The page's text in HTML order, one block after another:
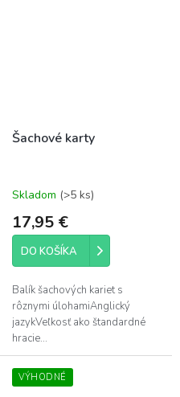
Šachové karty
Skladom (>5 ks)
17,95 €
DO KOŠÍKA
Balík šachových kariet s
rôznymi úlohamiAnglický
jazykVeľkosť ako štandardné
hracie...
VÝHODNÉ